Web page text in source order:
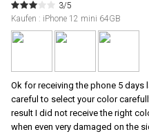
3/5
Kaufen : iPhone 12 mini 64GB
Ok for receiving the phone 5
careful to select your color
result I did not receive the right
when even very damaged on the